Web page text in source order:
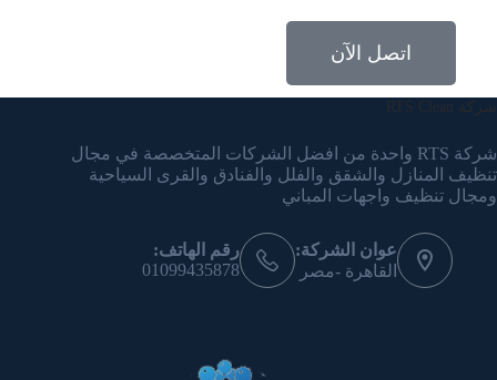
اتصل الآن
شركة RTS Clean
شركة RTS واحدة من افضل الشركات المتخصصة في مجال
تنظيف المنازل والشقق والفلل والفنادق والقرى السياحية
ومجال تنظيف واجهات المباني
عوان الشركة:
القاهرة -مصر
رقم الهاتف:
01099435878